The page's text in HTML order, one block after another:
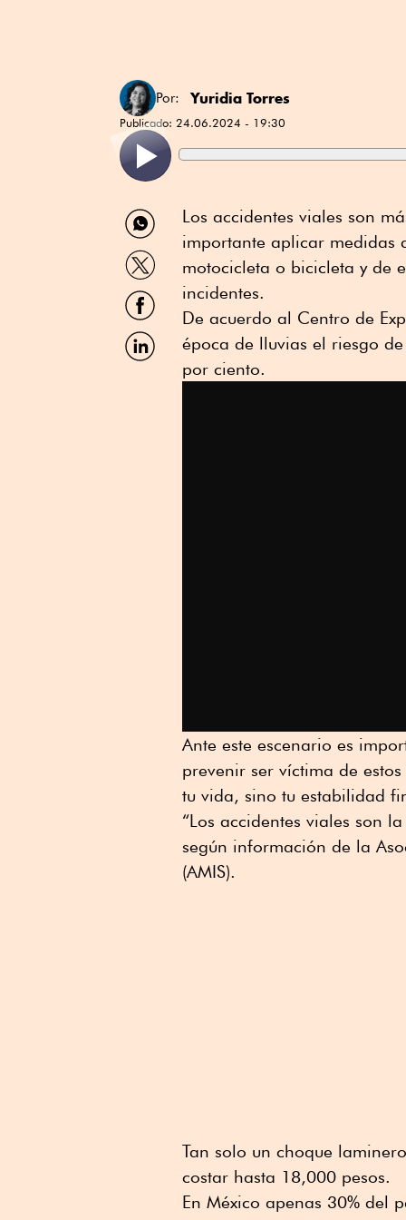
Por: Yuridia Torres
Publicado: 24.06.2024 - 19:30
Compartir
por
WhatsApp
Compartir
por
Twitter
Compartir
por
Facebook
Compartir
por
Los accidentes viales son
importante aplicar medidas
motocicleta o bicicleta y de
incidentes.
De acuerdo al Centro de
época de lluvias el riesgo
por ciento.
Ante este escenario es
prevenir ser víctima de
tu vida, sino tu estabilidad
“Los accidentes viales son
según información de la
(AMIS).
Tan solo un choque
costar hasta 18,000 pesos.
En México apenas 30% del